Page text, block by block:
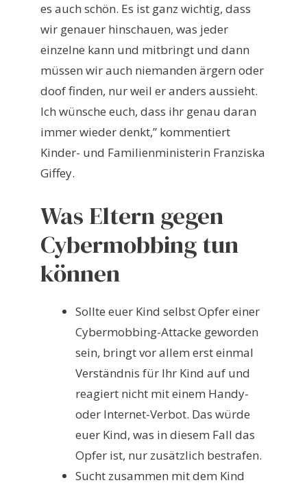
es auch schön. Es ist ganz wichtig, dass
wir genauer hinschauen, was jeder
einzelne kann und mitbringt und dann
müssen wir auch niemanden ärgern oder
doof finden, nur weil er anders aussieht.
Ich wünsche euch, dass ihr genau daran
immer wieder denkt,” kommentiert
Kinder- und Familienministerin Franziska
Giffey.
Was Eltern gegen
Cybermobbing tun
können
Sollte euer Kind selbst Opfer einer
Cybermobbing-Attacke geworden
sein, bringt vor allem erst einmal
Verständnis für Ihr Kind auf und
reagiert nicht mit einem Handy-
oder Internet-Verbot. Das würde
euer Kind, was in diesem Fall das
Opfer ist, nur zusätzlich bestrafen.
Sucht zusammen mit dem Kind